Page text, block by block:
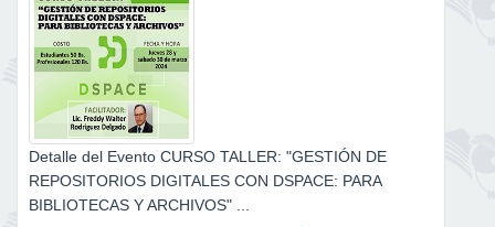
Detalle del Evento CURSO TALLER: "GESTIÓN DE
REPOSITORIOS DIGITALES CON DSPACE: PARA
BIBLIOTECAS Y ARCHIVOS" ...